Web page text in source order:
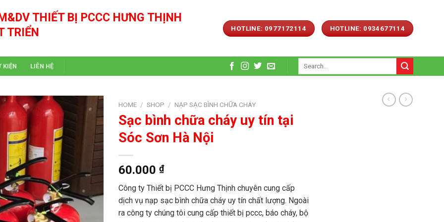
THIẾT BỊ PCCC HƯNG THỊNH
TRIỂN
HOTLINE: 0977172114 HOTLINE: 0934677114
KIỆN LIÊN HỆ
HOME / SHOP / NẠP SẠC BÌNH CHỮA CHÁY
Sạc bình chữa cháy uy tín tại
Sóc Sơn Hà Nội
60.000 ₫
Công ty Thiết bị PCCC Hưng Thịnh chuyên cung cấp
dịch vụ nạp sạc bình chữa cháy uy tín chất lượng. Ngoài
ra công ty chúng tôi cung cấp thiết bị pccc, báo cháy, bộ